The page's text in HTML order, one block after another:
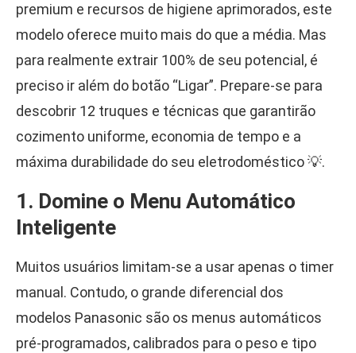
premium e recursos de higiene aprimorados, este
modelo oferece muito mais do que a média. Mas
para realmente extrair 100% de seu potencial, é
preciso ir além do botão “Ligar”. Prepare-se para
descobrir 12 truques e técnicas que garantirão
cozimento uniforme, economia de tempo e a
máxima durabilidade do seu eletrodoméstico 💡.
1. Domine o Menu Automático
Inteligente
Muitos usuários limitam-se a usar apenas o timer
manual. Contudo, o grande diferencial dos
modelos Panasonic são os menus automáticos
pré-programados, calibrados para o peso e tipo